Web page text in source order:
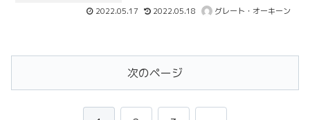
2022.05.17 2022.05.18 グレート・オーキーン
次のページ